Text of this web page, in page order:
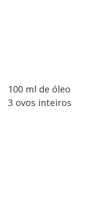
100 ml de óleo
3 ovos inteiros